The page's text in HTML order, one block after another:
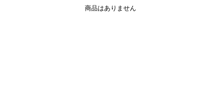
商品はありません